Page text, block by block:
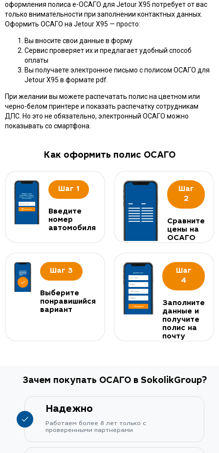
оформления полиса e-ОСАГО для Jetour X95 потребует от вас
только внимательности при заполнении контактных данных.
Оформить ОСАГО на Jetour X95 — просто:
Вы вносите свои данные в форму
Сервис проверяет их и предлагает удобный способ
оплаты
Вы получаете электронное письмо с полисом ОСАГО для
Jetour X95 в формате pdf.
При желании вы можете распечатать полис на цветном или
черно-белом принтере и показать распечатку сотрудникам
ДПС. Но это не обязательно, электронный ОСАГО можно
показывать со смартфона.
Как оформить полис ОСАГО
Шаг 1
Введите
номер
автомобиля
Шаг
2
Сравните
цены на
ОСАГО
Шаг 3
Выберите
понравишийся
вариант
Шаг
4
Заполните
данные и
получите
полис на
почту
Зачем покупать ОСАГО в SokolikGroup?
Надежно
Работаем более 8 лет только с
проверенными партнерами